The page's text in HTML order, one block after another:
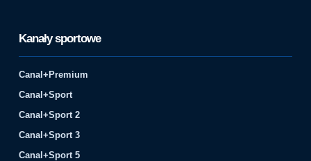
Kanały sportowe
Canal+Premium
Canal+Sport
Canal+Sport 2
Canal+Sport 3
Canal+Sport 5